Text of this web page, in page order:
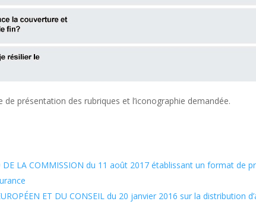
de présentation des rubriques et l’iconographie demandée.
DE LA COMMISSION du 11 août 2017 établissant un format de
ET DU CONSEIL du 20 janvier 2016 sur la distribution